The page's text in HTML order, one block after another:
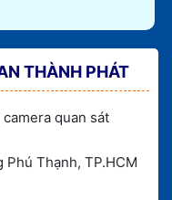
THÀNH PHÁT
quan sát
Phú Thạnh, TP.HCM